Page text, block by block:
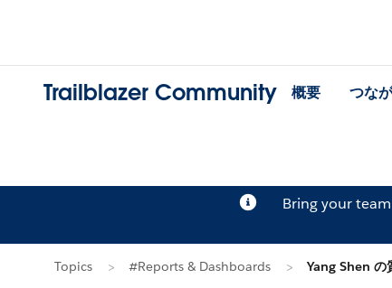
Trailblazer Community 概要 つな
Bring your
Topics #Reports & Dashboards Yang Shen の